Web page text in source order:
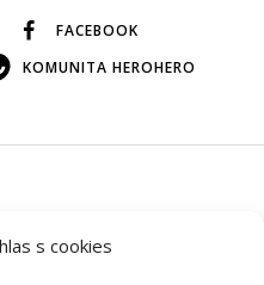
s cookies
FACEBOOK
KOMUNITA HEROHERO